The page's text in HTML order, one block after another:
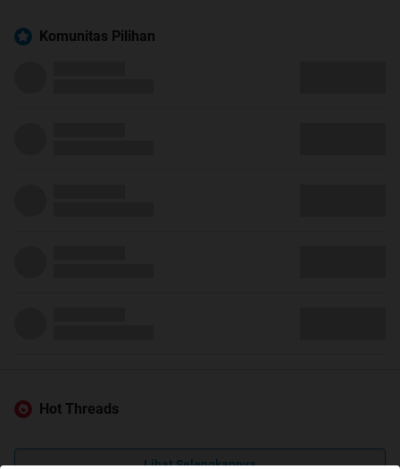
Komunitas Pilihan
Hot Threads
Lihat Selengkapnya